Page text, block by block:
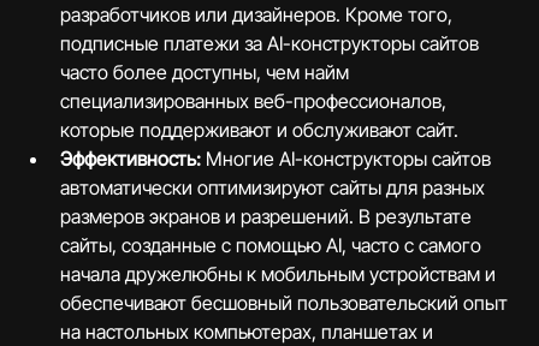
разработчиков или дизайнеров. Кроме того,
подписные платежи за AI-конструкторы сайтов
часто более доступны, чем найм
специализированных веб-профессионалов,
которые поддерживают и обслуживают сайт.
Эффективность: Многие AI-конструкторы сайтов
автоматически оптимизируют сайты для разных
размеров экранов и разрешений. В результате
сайты, созданные с помощью AI, часто с самого
начала дружелюбны к мобильным устройствам и
обеспечивают бесшовный пользовательский опыт
на настольных компьютерах, планшетах и